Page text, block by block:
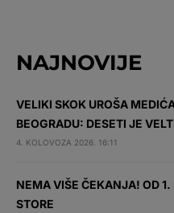
NAJNOVIJE
VELIKI SKOK UROŠA
BEOGRADU: DESETI JE
4. KOLOVOZA 2026. 16:11
NEMA VIŠE ČEKANJA! OD
STORE